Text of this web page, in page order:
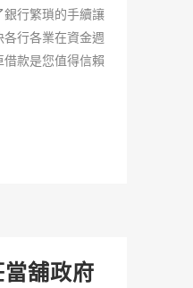
銀行繁瑣的手續讓
行各業在資金週
款是您值得信賴
當舖政府